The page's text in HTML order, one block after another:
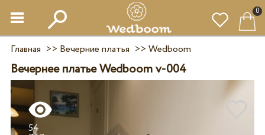
0
Главная >> Вечерние платья >> Wedboom
Вечернее платье Wedboom v-004
54